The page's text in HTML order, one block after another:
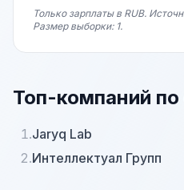
Только зарплаты в RUB.
Размер выборки: 1.
Топ-компаний
1.Jaryq Lab
2.Интеллектуал Групп